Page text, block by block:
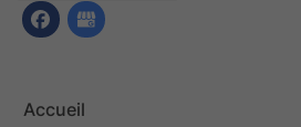
Accueil